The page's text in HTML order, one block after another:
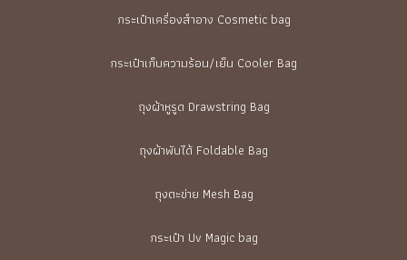
กระเป๋าเครื่องสำอาง Cosmetic bag
กระเป๋าเก็บความร้อน/เย็น Cooler Bag
ถุงผ้าหูรูด Drawstring Bag
ถุงผ้าพับได้ Foldable Bag
ถุงตะข่าย Mesh Bag
กระเป๋า Uv Magic bag